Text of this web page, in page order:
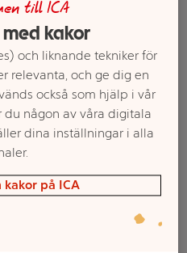
med
handla
mellan butikerna
till ICA
kakor
och liknande tekniker för
relevanta, och ge dig en
också som hjälp i vår
du någon av våra digitala
dina inställningar i alla
kakor på ICA